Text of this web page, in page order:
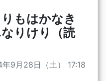
もはかなき
りけり（読
9月28日（土） 17:18